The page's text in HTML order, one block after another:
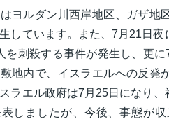
ヨルダン川西岸地区、ガザ地
しています。また、7月21日
を刺殺する事件が発生し、更
地内で、イスラエルへの反発
ラエル政府は7月25日になり
しましたが、今後、事態が